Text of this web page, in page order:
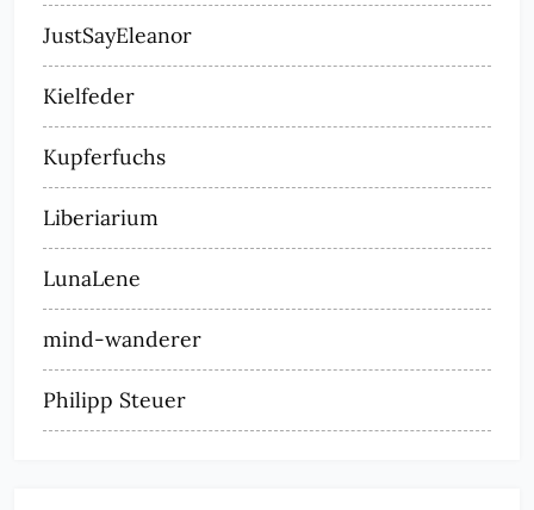
JustSayEleanor
Kielfeder
Kupferfuchs
Liberiarium
LunaLene
mind-wanderer
Philipp Steuer